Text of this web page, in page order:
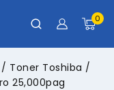
0
/ Toner Toshiba /
25,000pag